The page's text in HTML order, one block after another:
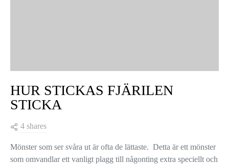
HUR STICKAS FJÄRILEN
STICKA
4 shares
Mönster som ser svåra ut är ofta de lättaste. Detta är ett mönster
som omvandlar ett vanligt plagg till någonting extra speciellt och